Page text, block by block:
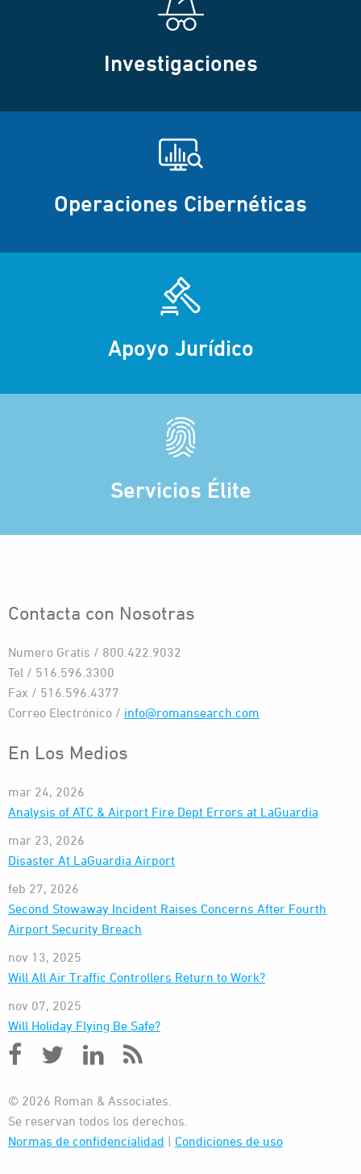
Investigaciones
Operaciones Cibernéticas
Apoyo Jurídico
Servicios Élite
Contacta con Nosotras
Numero Gratis / 800.422.9032
Tel / 516.596.3300
Fax / 516.596.4377
Correo Electrónico / info@romansearch.com
En Los Medios
mar 24, 2026
Analysis of ATC & Airport Fire Dept Errors at LaGuardia
mar 23, 2026
Disaster At LaGuardia Airport
feb 27, 2026
Second Stowaway Incident Raises Concerns After Fourth
Airport Security Breach
nov 13, 2025
Will All Air Traffic Controllers Return to Work?
nov 07, 2025
Will Holiday Flying Be Safe?
© 2026 Roman & Associates.
Se reservan todos los derechos.
Normas de confidencialidad | Condiciones de uso